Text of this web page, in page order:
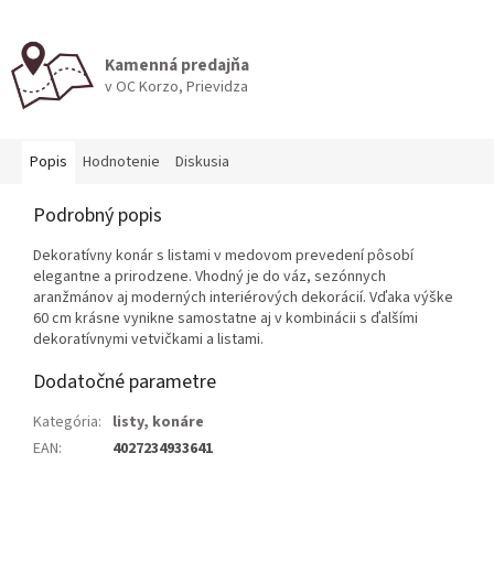
Kamenná predajňa
v OC Korzo, Prievidza
Popis Hodnotenie Diskusia
Podrobný popis
Dekoratívny konár s listami v medovom prevedení pôsobí
elegantne a prirodzene. Vhodný je do váz, sezónnych
aranžmánov aj moderných interiérových dekorácií. Vďaka výške
60 cm krásne vynikne samostatne aj v kombinácii s ďalšími
dekoratívnymi vetvičkami a listami.
Dodatočné parametre
Kategória: listy, konáre
EAN: 4027234933641